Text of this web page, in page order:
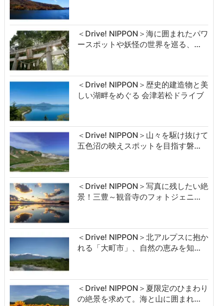
＜Drive! NIPPON＞海に囲まれたパワ
ースポットや妖怪の世界を巡る、…
＜Drive! NIPPON＞歴史的建造物と美
しい湖畔をめぐる 会津若松ドライブ
＜Drive! NIPPON＞山々を駆け抜けて
五色沼の映えスポットを目指す磐…
＜Drive! NIPPON＞写真に残したい絶
景！三豊～観音寺のフォトジェニ…
＜Drive! NIPPON＞北アルプスに抱か
れる「大町市」、自然の恵みを知…
＜Drive! NIPPON＞夏限定のひまわり
の絶景を求めて。海と山に囲まれ…